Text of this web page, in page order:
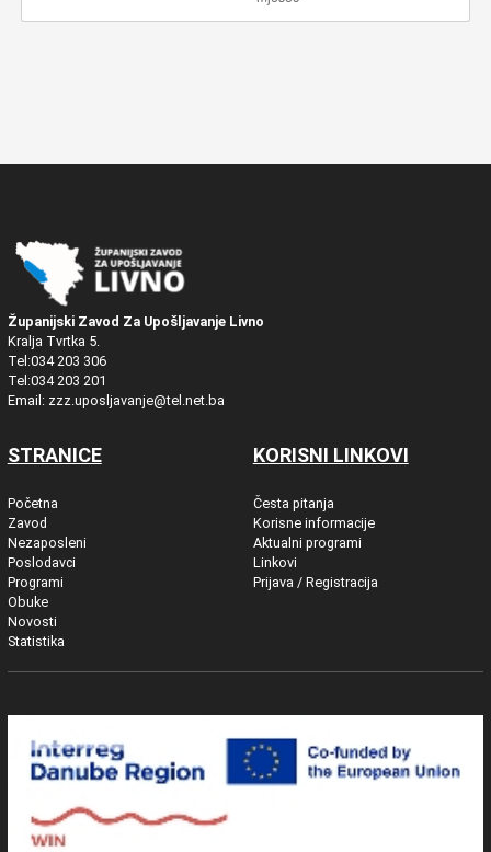
Županijski Zavod Za Upošljavanje Livno
Kralja Tvrtka 5.
Tel:034 203 306
Tel:034 203 201
Email: zzz.uposljavanje@tel.net.ba
STRANICE
Početna
Zavod
Nezaposleni
Poslodavci
Programi
Obuke
Novosti
Statistika
KORISNI LINKOVI
Česta pitanja
Korisne informacije
Aktualni programi
Linkovi
Prijava / Registracija